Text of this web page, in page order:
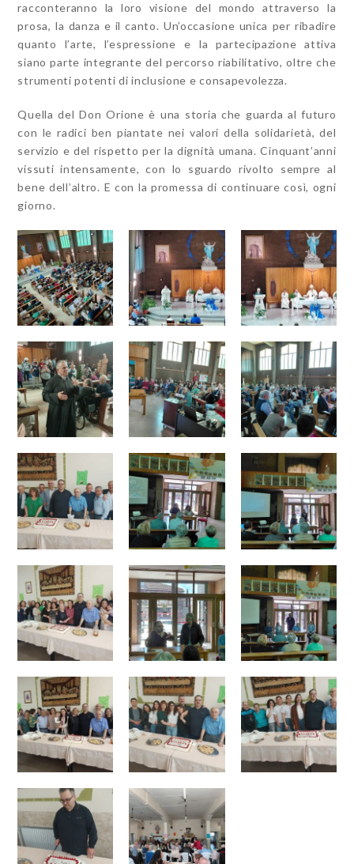
racconteranno la loro visione del mondo attraverso la
prosa, la danza e il canto. Un’occasione unica per ribadire
quanto l’arte, l’espressione e la partecipazione attiva
siano parte integrante del percorso riabilitativo, oltre che
strumenti potenti di inclusione e consapevolezza.
Quella del Don Orione è una storia che guarda al futuro
con le radici ben piantate nei valori della solidarietà, del
servizio e del rispetto per la dignità umana. Cinquant’anni
vissuti intensamente, con lo sguardo rivolto sempre al
bene dell’altro. E con la promessa di continuare così, ogni
giorno.